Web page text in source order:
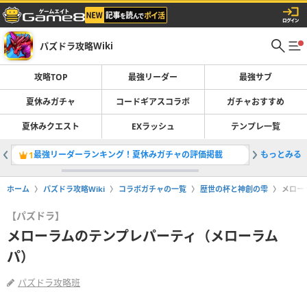
パズドラ攻略Wiki
攻略TOP 最強リーダー 最強サブ
夏休みガチャ コードギアスコラボ ガチャおすすめ
夏休みクエスト EXラッシュ テンプレ一覧
1最強リーダーランキング！夏休みガチャの評価掲載 2コード
もっとみる
ホーム パズドラ攻略Wiki コラボガチャの一覧 歴世の杯と神創の雫 メロー
【パズドラ】
メローラムのテンプレパーティ（メローラム
パ）
パズドラ攻略班